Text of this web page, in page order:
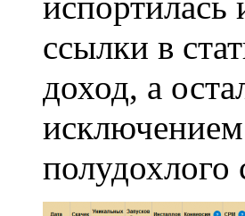
ссылки в
доход, а
полудохлого